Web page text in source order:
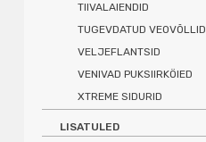
TIIVALAIENDID
TUGEVDATUD VEOVÕLLID
VELJEFLANTSID
VENIVAD PUKSIIRKÖIED
XTREME SIDURID
LISATULED